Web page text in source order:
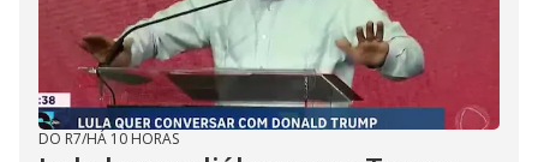
DO R7/HÁ 10 HORAS